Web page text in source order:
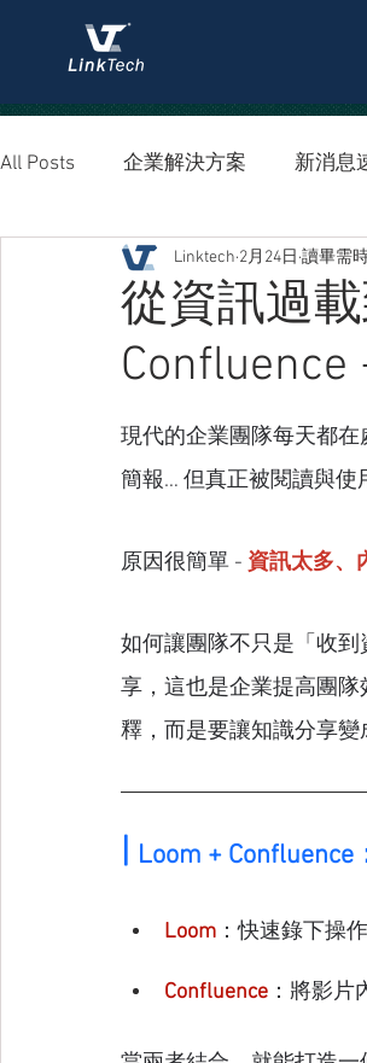
All Posts 企業解決方案 新消息
資安防護
從資訊過
Linktech 2月24日 讀畢需
現代的企業團隊每天都
簡報… 但真正被閱讀與使
原因很簡單 - 資訊太多、
如何讓團隊不只是「收
享，這也是企業提高團
釋，而是要讓知識分享變
| Loom +
Loom ：快速錄下操
Confluence ：將影